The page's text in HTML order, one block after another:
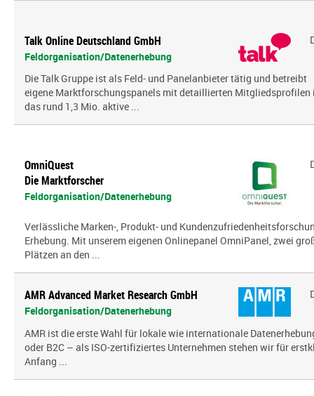
Talk Online Deutschland GmbH
Feldorganisation/Datenerhebung
Die Talk Gruppe ist als Feld- und Panelanbieter tätig und betreibt
eigene Marktforschungspanels mit detaillierten Mitgliedsprofilen
das rund 1,3 Mio. aktive ...
OmniQuest
Die Marktforscher
Feldorganisation/Datenerhebung
Verlässliche Marken-, Produkt- und
Erhebung. Mit unserem eigenen Onlinepanel OmniPanel, zwei
Plätzen an den ...
AMR Advanced Market Research GmbH
Feldorganisation/Datenerhebung
AMR ist die erste Wahl für lokale wie internationale
oder B2C – als ISO-zertifiziertes Unternehmen stehen wir für
Anfang ...